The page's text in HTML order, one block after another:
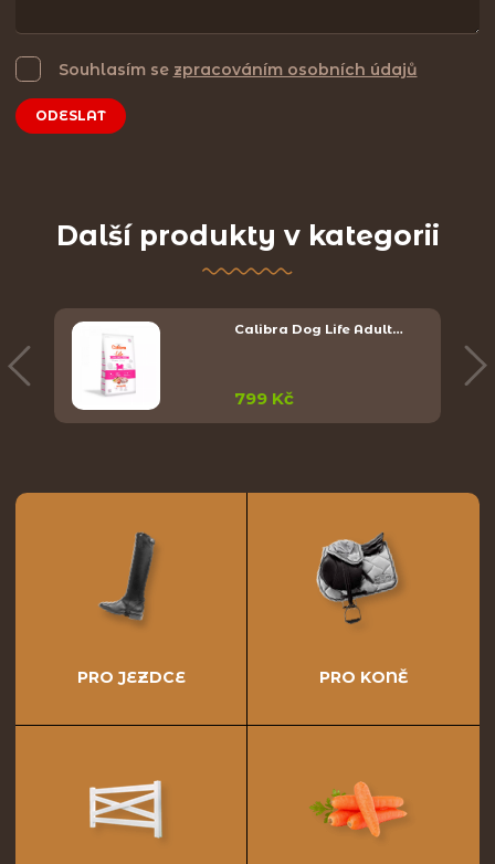
Souhlasím se zpracováním osobních údajů
ODESLAT
Další produkty v kategorii
Calibra Dog Life Adult…
799 Kč
PRO JEZDCE PRO KONĚ